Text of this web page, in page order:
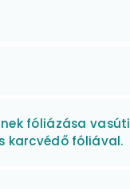
fóliázása vasúti
karcvédő fóliával.